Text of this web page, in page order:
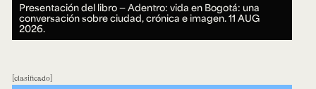
Presentación del libro — Adentro: vida en Bogotá: una
conversación sobre ciudad, crónica e imagen.11 AUG
2026.
clasificado